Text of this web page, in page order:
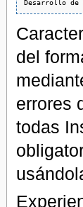
del
errores
todas